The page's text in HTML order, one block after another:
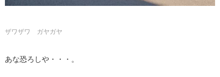
ザワザワ ガヤガヤ
あな恐ろしや・・・。